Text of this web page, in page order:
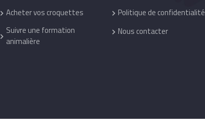
Acheter vos croquettes
Suivre une formation
animalière
Politique de confidentialité
Nous contacter